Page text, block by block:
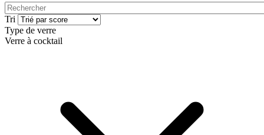
Tri
Type de verre
Verre à cocktail